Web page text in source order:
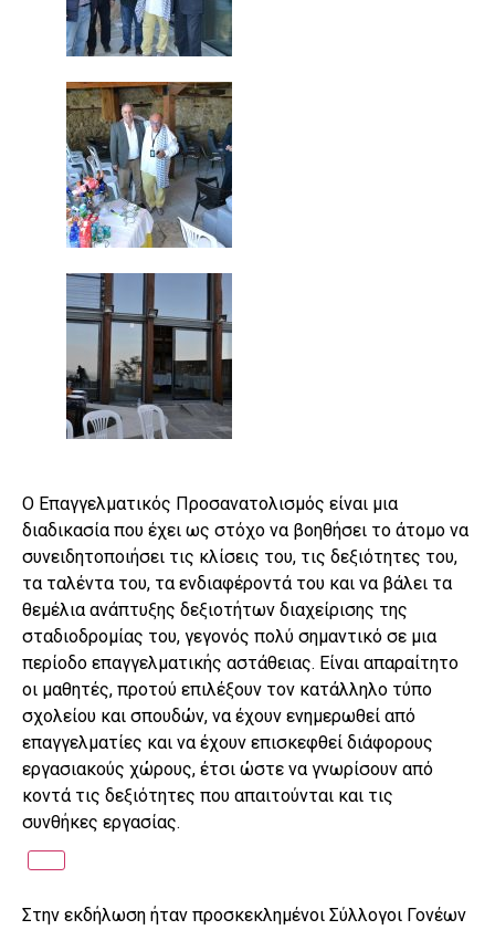
Ο Επαγγελματικός Προσανατολισμός είναι μια
διαδικασία που έχει ως στόχο να βοηθήσει το άτομο να
συνειδητοποιήσει τις κλίσεις του, τις δεξιότητες του,
τα ταλέντα του, τα ενδιαφέροντά του και να βάλει τα
θεμέλια ανάπτυξης δεξιοτήτων διαχείρισης της
σταδιοδρομίας του, γεγονός πολύ σημαντικό σε μια
περίοδο επαγγελματικής αστάθειας. Είναι απαραίτητο
οι μαθητές, προτού επιλέξουν τον κατάλληλο τύπο
σχολείου και σπουδών, να έχουν ενημερωθεί από
επαγγελματίες και να έχουν επισκεφθεί διάφορους
εργασιακούς χώρους, έτσι ώστε να γνωρίσουν από
κοντά τις δεξιότητες που απαιτούνται και τις
συνθήκες εργασίας.
Στην εκδήλωση ήταν προσκεκλημένοι Σύλλογοι Γονέων